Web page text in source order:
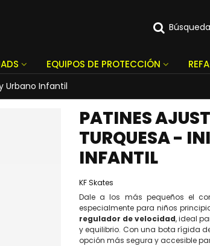
Búsqueda
EQUIPOS DE PROTECCIÓN
Urbano Infantil
PATINES
TURQUESA -
INFANTIL
KF Skates
Dale a los más pequeños el
especialmente para niños
regulador de velocidad, ideal
y equilibrio. Con una bota rígida
opción más segura y accesible